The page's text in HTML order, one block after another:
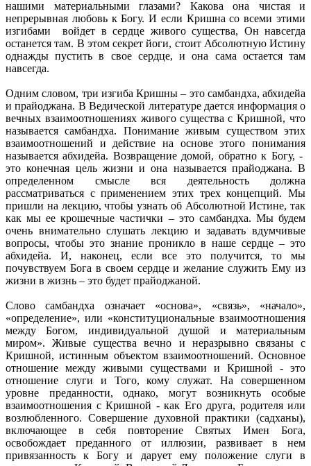
нашими материальными глазами? Какова она чистая и
непрерывная любовь к Богу. И если Кришна со всеми этими
изгибами войдет в сердце живого существа, Он навсегда
останется там. В этом секрет йоги, стоит Абсолютную Истину
однажды пустить в свое сердце, и она сама остается там
навсегда.
Одним словом, три изгиба Кришны – это самбандха, абхидейа
и прайоджана. В Ведической литературе дается информация о
вечных взаимоотношениях живого существа с Кришной, что
называется самбандха. Понимание живым существом этих
взаимоотношений и действие на основе этого понимания
называется абхидейа. Возвращение домой, обратно к Богу, -
это конечная цель жизни и она называется прайоджана. В
определенном смысле вся деятельность должна
рассматриваться с применением этих трех концепций. Мы
пришли на лекцию, чтобы узнать об Абсолютной Истине, так
как мы ее крошечные частички – это самбандха. Мы будем
очень внимательно слушать лекцию и задавать вдумчивые
вопросы, чтобы это знание проникло в наше сердце – это
абхидейа. И, наконец, если все это получится, то мы
почувствуем Бога в своем сердце и желание служить Ему из
жизни в жизнь – это будет прайоджаной.
Слово самбандха означает «основа», «связь», «начало»,
«определение», или «конституциональные взаимоотношения
между Богом, индивидуальной душой и материальным
миром». Живые существа вечно и неразрывно связаны с
Кришной, истинным объектом взаимоотношений. Основное
отношение между живыми существами и Кришной - это
отношение слуги и Того, кому служат. На совершенном
уровне преданности, однако, могут возникнуть особые
взаимоотношения с Кришной - как Его друга, родителя или
возлюбленного. Совершение духовной практики (садханы),
включающее в себя повторение Святых Имен Бога,
освобождает преданного от иллюзии, развивает в нем
привязанность к Богу и дарует ему положение слуги в